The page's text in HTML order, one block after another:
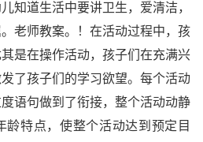
知道生活中要讲卫生，爱清洁，
老师教案。！在活动过程中，孩
是在操作活动，孩子们在充满兴
了孩子们的学习欲望。每个活动
语句做到了衔接，整个活动动静
龄特点，使整个活动达到预定目